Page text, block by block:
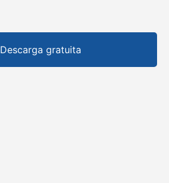
Descarga gratuita